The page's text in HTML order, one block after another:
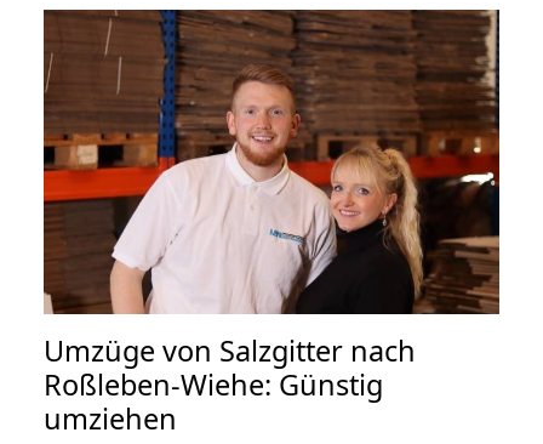
Umzüge von Salzgitter nach
Roßleben-Wiehe: Günstig
umziehen